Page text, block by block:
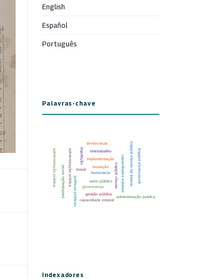
English
Español
Português
Palavras-chave
Indexadores